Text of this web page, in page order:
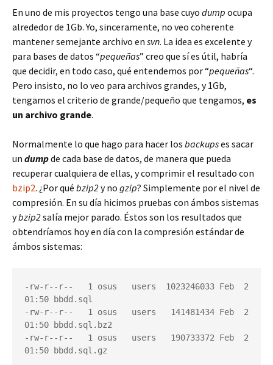
En uno de mis proyectos tengo una base cuyo dump ocupa
alrededor de 1Gb. Yo, sinceramente, no veo coherente
mantener semejante archivo en svn. La idea es excelente y
para bases de datos “pequeñas” creo que sí es útil, habría
que decidir, en todo caso, qué entendemos por “pequeñas“.
Pero insisto, no lo veo para archivos grandes, y 1Gb,
tengamos el criterio de grande/pequeño que tengamos, es
un archivo grande.
Normalmente lo que hago para hacer los backupses sacar
un dumpde cada base de datos, de manera que pueda
recuperar cualquiera de ellas, y comprimir el resultado con
bzip2. ¿Por qué bzip2y no gzip? Simplemente por el nivel de
compresión. En su día hicimos pruebas con ámbos sistemas
ybzip2salía mejor parado. Éstos son los resultados que
obtendríamos hoy en día con la compresión estándar de
ámbos sistemas:
-rw-r--r--   1 osus   users  1023246033 Feb  2
01:50 bbdd.sql
-rw-r--r--   1 osus   users   141481434 Feb  2
01:50 bbdd.sql.bz2
-rw-r--r--   1 osus   users   190733372 Feb  2
01:50 bbdd.sql.gz